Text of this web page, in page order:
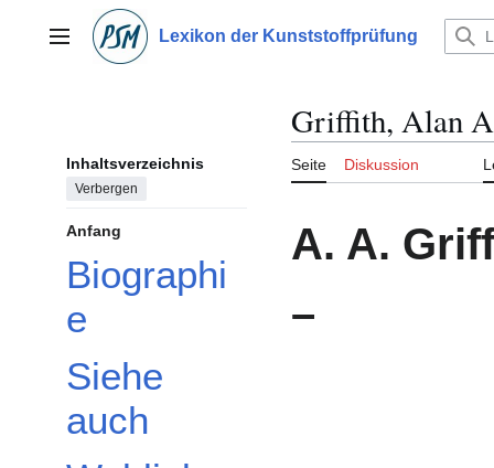
springenHauptmenü Lexikon der Kunststoffprüfung
Inhaltsverzeichnis
Verbergen
Anfang
Biographi
e
Siehe
auch
Griffith, Alan
Seite Diskussion
A. A.
–